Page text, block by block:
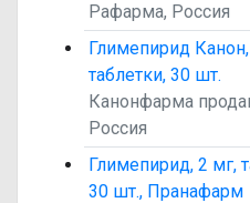
Рафарма, Россия
Глимепирид
таблетки, 30 шт.
Канонфарма
Россия
Глимепирид, 2 мг,
30 шт., Пранафарм